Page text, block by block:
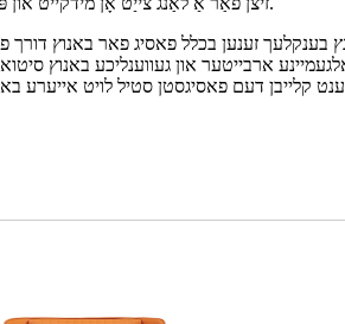
בענקלעך זענען בכלל פאסיג פאר באנוץ
ארבייטער און געווענליכע באנוץ